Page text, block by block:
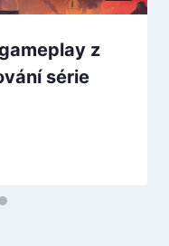
z
série